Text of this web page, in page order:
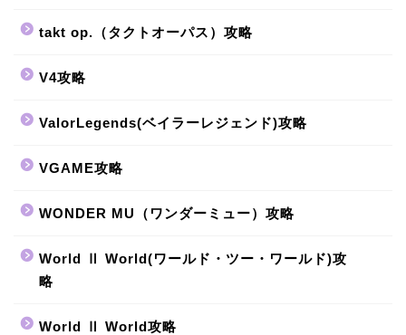
takt op.（タクトオーパス）攻略
V4攻略
ValorLegends(ベイラーレジェンド)攻略
VGAME攻略
WONDER MU（ワンダーミュー）攻略
World Ⅱ World(ワールド・ツー・ワールド)攻
略
World Ⅱ World攻略